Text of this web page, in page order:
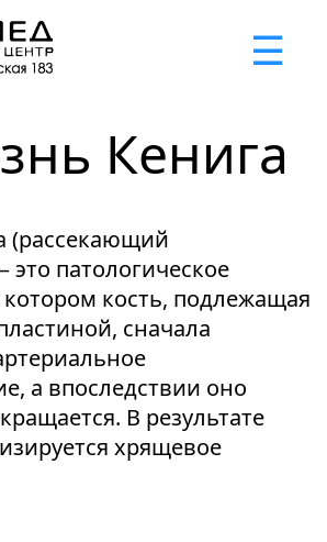
☰
x
"Cоглашение
персональных
Отправить вопрос
с вами в ближайшее время
введен номер телефона
Отклонена капча
имя или вопрос
соглашение
Кенига
(рассекающий
это патологическое
кость, подлежащая
сначала
а впоследствии оно
В результате
хрящевое